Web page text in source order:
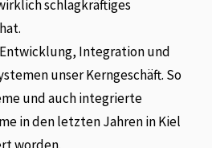
schlagkräftiges
Integration und
unser Kerngeschäft. So
und auch integrierte
in den letzten Jahren in Kiel